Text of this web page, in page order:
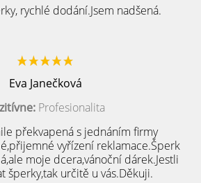
rychlé dodání.Jsem nadšená.
Eva Janečková
Profesionalita
překvapená s jednáním firmy
vyřízení reklamace.Šperk
moje dcera,vánoční dárek.Jestli
šperky,tak určitě u vás.Děkuji.